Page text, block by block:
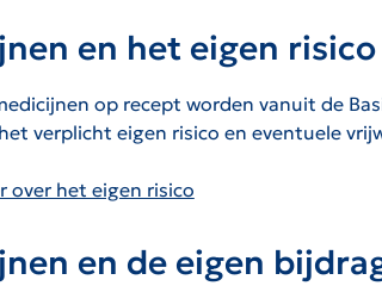
en het eigen risico
op recept worden vanuit de
verplicht eigen risico en eventuele
over het eigen risico
en de eigen